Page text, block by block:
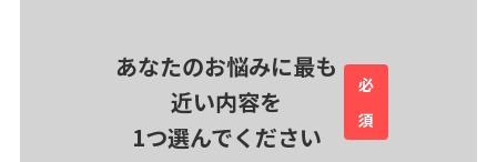
あなたのお悩みに最も
近い内容を
1つ選んでください
必
須